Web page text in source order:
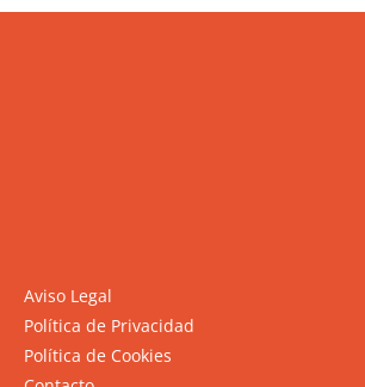
Aviso Legal
Política de Privacidad
Política de Cookies